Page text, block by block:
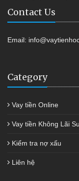
Contact Us
Email:
Category
Vay tiền Online
Vay tiền Không Lãi
Kiểm tra nợ xấu
Liên hệ